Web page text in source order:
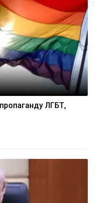
ЛГБТ,